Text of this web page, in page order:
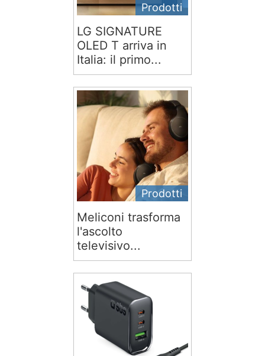
Prodotti
LG SIGNATURE
OLED T arriva in
Italia: il primo...
Prodotti
Meliconi trasforma
l'ascolto
televisivo...